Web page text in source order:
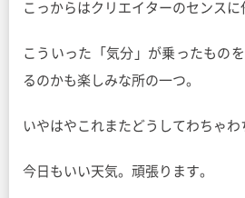
こっからはクリエイターのセンスに
こういった「気分」が乗ったもの
るのかも楽しみな所の一つ。
いやはやこれまたどうしてわちゃわ
今日もいい天気。頑張ります。